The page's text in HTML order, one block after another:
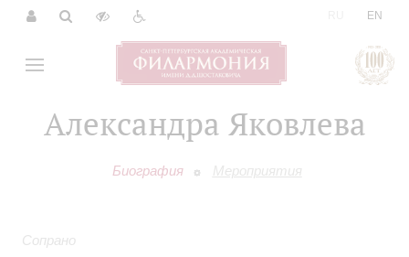
EN
Александра Яковлева
Биография Мероприятия
Сопрано